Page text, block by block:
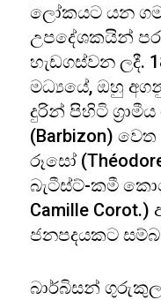
ලෝකයට යන
උපදේශකයින්
හැඩගස්වන ලදී.
මධ්‍යයේ, ඔහු
දුරින් පිහිටි
(Barbizon)
රූසෝ
බැටීස්ට්-කමී
Camille
ජනපදයකට
බාර්බිසන්